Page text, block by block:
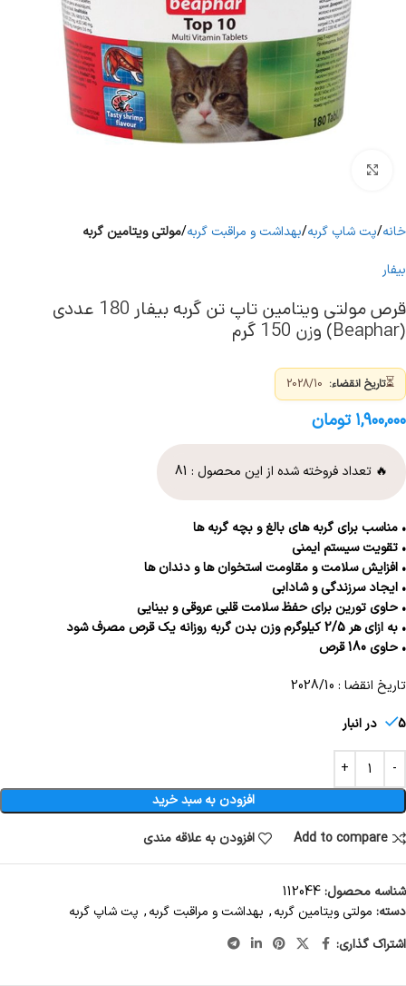
خانه پت شاپ گربه بهداشت و مراقبت گربه مولتی ویتامین گربه
بیفار
قرص مولتی ویتامین تاپ تن گربه بیفار 180 عددی
(Beaphar) وزن 150 گرم
⏳تاریخ انقضاء:
۱,۹۰۰,۰۰۰ تومان
🔥 تعداد فروخته شده از این محصول : 81
• مناسب برای گربه های بالغ و بچه گربه ها
• تقویت سیستم ایمنی
• افزایش سلامت و مقاومت استخوان ها و دندان ها
• ایجاد سرزندگی و شادابی
• حاوی تورین برای حفظ سلامت قلبی عروقی و بینایی
• به ازای هر 2/5 کیلوگرم وزن بدن گربه روزانه یک قرص مصرف شود
• حاوی 180 قرص
تاریخ انقضا : 2028/10
5 در انبار
افزودن به سبد خرید
Add to compare
افزودن به علاقه مندی
شناسه محصول:112044
دسته: مولتی ویتامین گربه, بهداشت و مراقبت گربه, پت شاپ گربه
اشتراک گذاری: